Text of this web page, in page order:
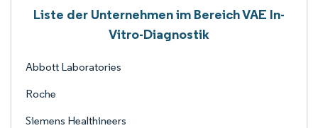
Liste der Unternehmen im Bereich VAE In-
Vitro-Diagnostik
Abbott Laboratories
Roche
Siemens Healthineers